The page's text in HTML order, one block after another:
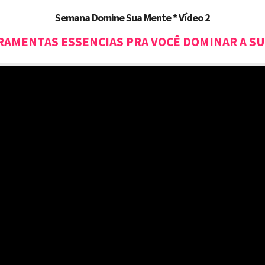
Semana Domine Sua Mente * Vídeo 2
ESSENCIAS PRA VOCÊ DOMINAR A